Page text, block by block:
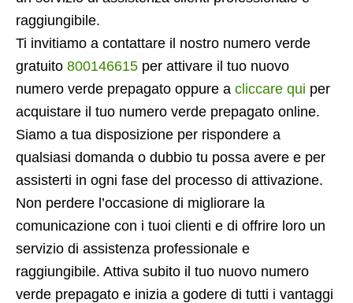
raggiungibile.
Ti invitiamo a contattare il nostro numero verde
gratuito 800146615 per attivare il tuo nuovo
numero verde prepagato oppure a cliccare qui per
acquistare il tuo numero verde prepagato online.
Siamo a tua disposizione per rispondere a
qualsiasi domanda o dubbio tu possa avere e per
assisterti in ogni fase del processo di attivazione.
Non perdere l’occasione di migliorare la
comunicazione con i tuoi clienti e di offrire loro un
servizio di assistenza professionale e
raggiungibile. Attiva subito il tuo nuovo numero
verde prepagato e inizia a godere di tutti i vantaggi